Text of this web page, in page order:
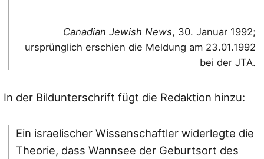
Canadian Jewish News, 30. Januar 1992;
ursprünglich erschien die Meldung am 23.01.1992
bei der JTA.
In der Bildunterschrift fügt die Redaktion hinzu:
Ein israelischer Wissenschaftler widerlegte die
Theorie, dass Wannsee der Geburtsort des